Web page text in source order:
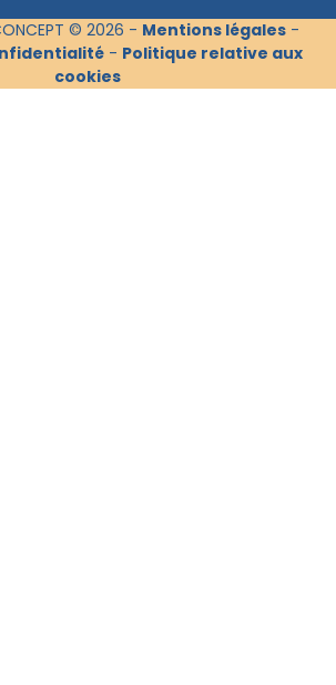
© 2026 - Mentions légales -
- Politique relative aux
cookies